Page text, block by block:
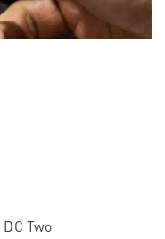
Two